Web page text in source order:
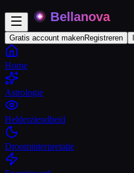
Gratis account makenRegistreren
Home
Astrologie
Helderziendheid
Droominterpretatie